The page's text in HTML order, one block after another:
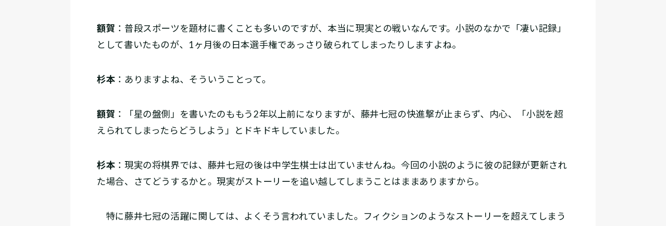
額賀 ：普段スポーツを題材に書くことも多いのですが、本当に現実との戦いなんです。小説のなかで「凄い記録」
として書いたものが、1ヶ月後の日本選手権であっさり破られてしまったりしますよね。
杉本 ：ありますよね、そういうことって。
額賀 ：「星の盤側」を書いたのももう2年以上前になりますが、藤井七冠の快進撃が止まらず、内心、「小説を超
えられてしまったらどうしよう」とドキドキしていました。
杉本 ：現実の将棋界では、藤井七冠の後は中学生棋士は出ていませんね。今回の小説のように彼の記録が更新され
た場合、さてどうするかと。現実がストーリーを追い越してしまうことはままありますから。
特に藤井七冠の活躍に関しては、よくそう言われていました。フィクションのようなストーリーを超えてしまう